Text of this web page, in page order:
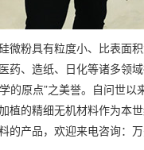
微粉具有粒度小、比表面
药、造纸、日化等诸多领
的原点”之美誉。自问世
植的精细无机材料作为本
的产品，欢迎来电咨询：